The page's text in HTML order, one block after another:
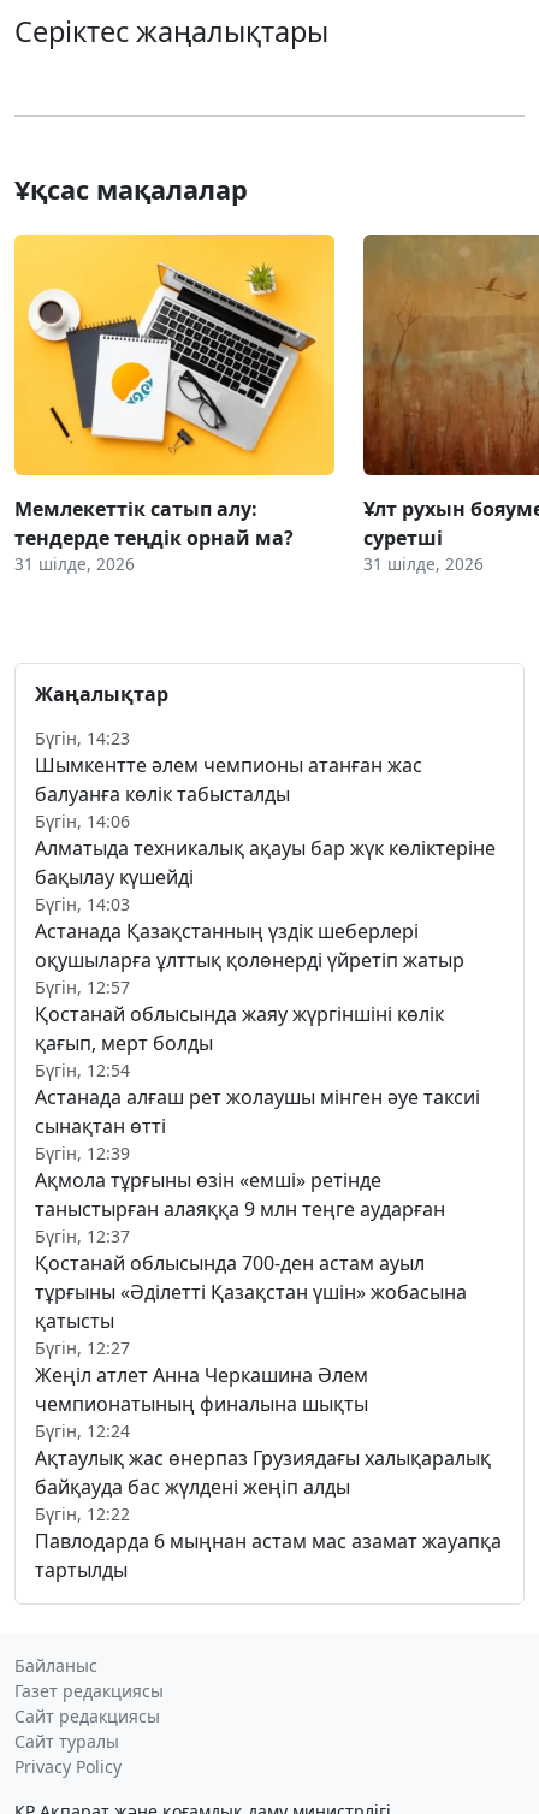
Серіктес жаңалықтары
Ұқсас мақалалар
Мемлекеттік сатып алу:
тендерде теңдік орнай ма?
31 шілде, 2026
Ұлт рухын
суретші
31 шілде, 2026
Жаңалықтар
Бүгін, 14:23
Шымкентте әлем чемпионы атанған жас
балуанға көлік табысталды
Бүгін, 14:06
Алматыда техникалық ақауы бар жүк көліктеріне
бақылау күшейді
Бүгін, 14:03
Астанада Қазақстанның үздік шеберлері
оқушыларға ұлттық қолөнерді үйретіп жатыр
Бүгін, 12:57
Қостанай облысында жаяу жүргіншіні көлік
қағып, мерт болды
Бүгін, 12:54
Астанада алғаш рет жолаушы мінген әуе таксиі
сынақтан өтті
Бүгін, 12:39
Ақмола тұрғыны өзін «емші» ретінде
таныстырған алаяққа 9 млн теңге аударған
Бүгін, 12:37
Қостанай облысында 700-ден астам ауыл
тұрғыны «Әділетті Қазақстан үшін» жобасына
қатысты
Бүгін, 12:27
Жеңіл атлет Анна Черкашина Әлем
чемпионатының финалына шықты
Бүгін, 12:24
Ақтаулық жас өнерпаз Грузиядағы халықаралық
байқауда бас жүлдені жеңіп алды
Бүгін, 12:22
Павлодарда 6 мыңнан астам мас азамат жауапқа
тартылды
Байланыс
Газет редакциясы
Сайт редакциясы
Сайт туралы
Privacy Policy